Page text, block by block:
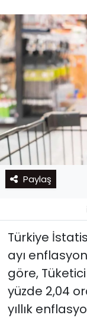
Paylaş
Türkiye
ayı
göre,
yüzde 2,04
yıllık
Haber